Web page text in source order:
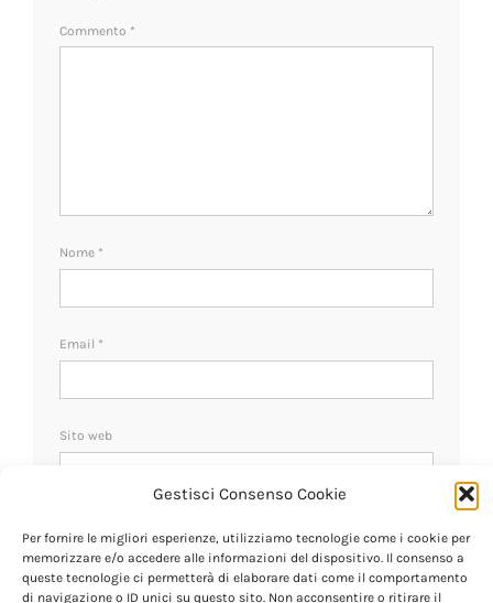
Gestisci Consenso Cookie
Per fornire le migliori esperienze, utilizziamo tecnologie come i cookie per
memorizzare e/o accedere alle informazioni del dispositivo. Il consenso a
queste tecnologie ci permetterà di elaborare dati come il comportamento
di navigazione o ID unici su questo sito. Non acconsentire o ritirare il
Commento *
Nome *
Email *
Sito web